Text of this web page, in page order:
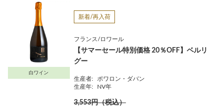
白ワイン
新着/再入荷
フランス/ロワール
【サマーセール特別価格 20％OFF】ベルリ
グー
生産者:
ポワロン・ダバン
生産年:
NV年
3,553円（税込）